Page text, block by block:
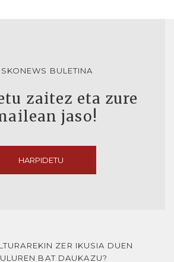
BULETINA
zaitez eta zure
jaso!
HARPIDETU
ZER IKUSIA DUEN
BAT DAUKAZU?